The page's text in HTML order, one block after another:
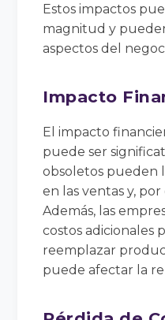
Estos impactos
magnitud y
aspectos del
Impacto
El impacto
puede ser
obsoletos pueden
en las ventas y,
Además, las
costos adicionales
reemplazar
puede afectar la